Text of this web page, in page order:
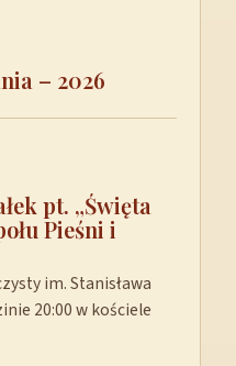
– 2026
pt. „Święta
Pieśni i
im. Stanisława
20:00 w kościele